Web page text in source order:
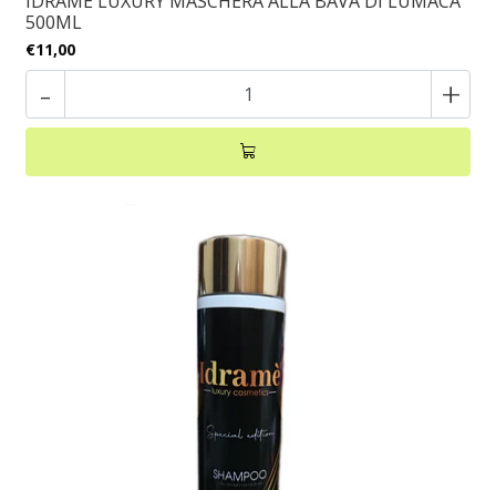
500ML
€11,00
- +